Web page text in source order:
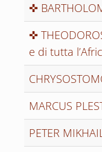
✜
✜
e di tutta
MARCUS
PETER